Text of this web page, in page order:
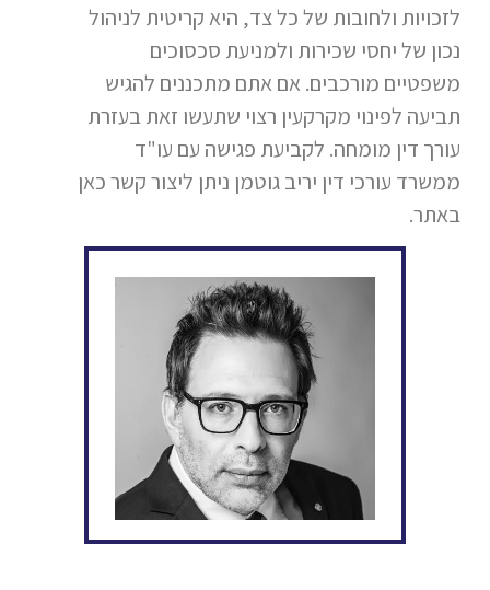
לזכויות ולחובות של כל צד, היא קריטית לניהול
נכון של יחסי שכירות ולמניעת סכסוכים
משפטיים מורכבים. אם אתם מתכננים להגיש
תביעה לפינוי מקרקעין רצוי שתעשו זאת בעזרת
עורך דין מומחה. לקביעת פגישה עם עו"ד
ממשרד עורכי דין יריב גוטמן ניתן ליצור קשר כאן
באתר.